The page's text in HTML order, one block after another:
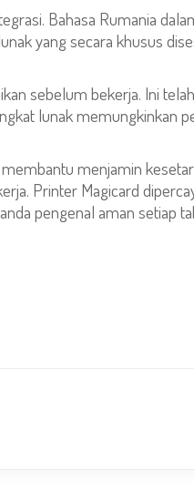
Bahasa Rumania
yang secara khusus
sebelum bekerja. Ini
lunak memungkinkan
menjamin
Printer Magicard
pengenal aman setiap